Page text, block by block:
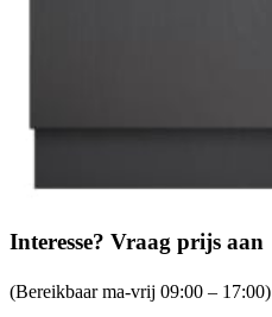
Interesse? Vraag prijs aan
(Bereikbaar ma-vrij 09:00 – 17:00)